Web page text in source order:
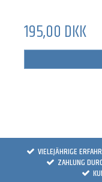
195,00 DKK
VIELEJÄHRIGE
ZAHLUNG